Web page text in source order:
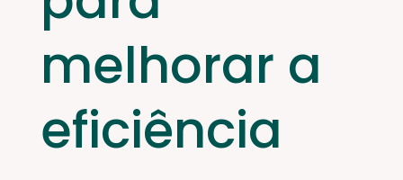
melhorar a
eficiência